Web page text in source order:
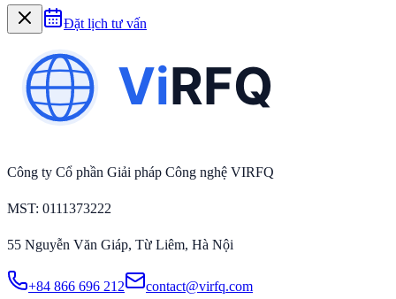
Đặt lịch tư vấn
Công ty Cổ phần Giải pháp Công nghệ VIRFQ
MST: 0111373222
55 Nguyễn Văn Giáp, Từ Liêm, Hà Nội
+84 866 696 212 contact@virfq.com